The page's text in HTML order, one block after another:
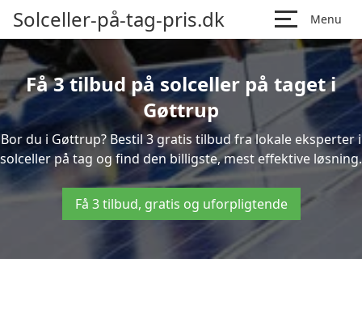
Solceller-på-tag-pris.dk Menu
Få 3 tilbud på solceller på taget i
Gøttrup
Bor du i Gøttrup? Bestil 3 gratis tilbud fra lokale eksperter i
solceller på tag og find den billigste, mest effektive løsning.
Få 3 tilbud, gratis og uforpligtende